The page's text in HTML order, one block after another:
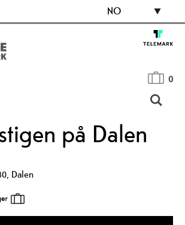
NO
0
på Dalen
, Dalen